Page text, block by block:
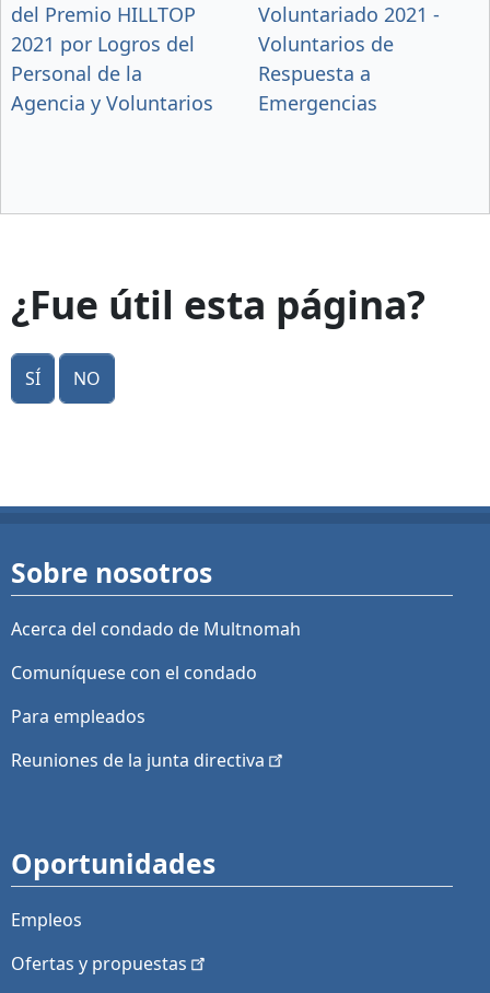
del Premio HILLTOP
2021 por Logros del
Personal de la
Agencia y Voluntarios
Voluntariado 2021 -
Voluntarios de
Respuesta a
Emergencias
¿Fue útil esta página?
Sí No
Sobre nosotros
Acerca del condado de Multnomah
Comuníquese con el condado
Para empleados
Reuniones de la junta directiva
Oportunidades
Empleos
Ofertas y propuestas